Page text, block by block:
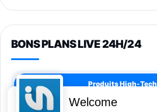
BONS PLANS LIVE 24H/24
Produits High-Tech
Welcome